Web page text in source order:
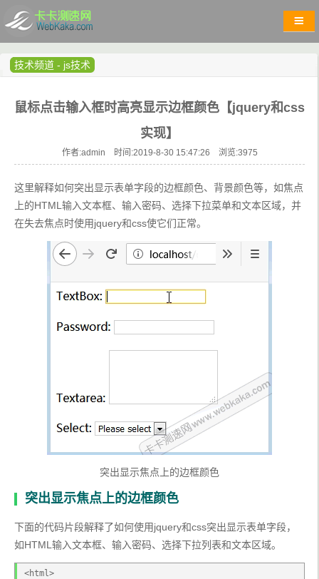
技术频道 - js技术
鼠标点击输入框时高亮显示边框颜色【jquery和css
实现】
作者:admin 时间:2019-8-30 15:47:26 浏览:3975
这里解释如何突出显示表单字段的边框颜色、背景颜色等，如焦点
上的HTML输入文本框、输入密码、选择下拉菜单和文本区域，并
在失去焦点时使用jquery和css使它们正常。
突出显示焦点上的边框颜色
突出显示焦点上的边框颜色
下面的代码片段解释了如何使用jquery和css突出显示表单字段，
如HTML输入文本框、输入密码、选择下拉列表和文本区域。
<html>